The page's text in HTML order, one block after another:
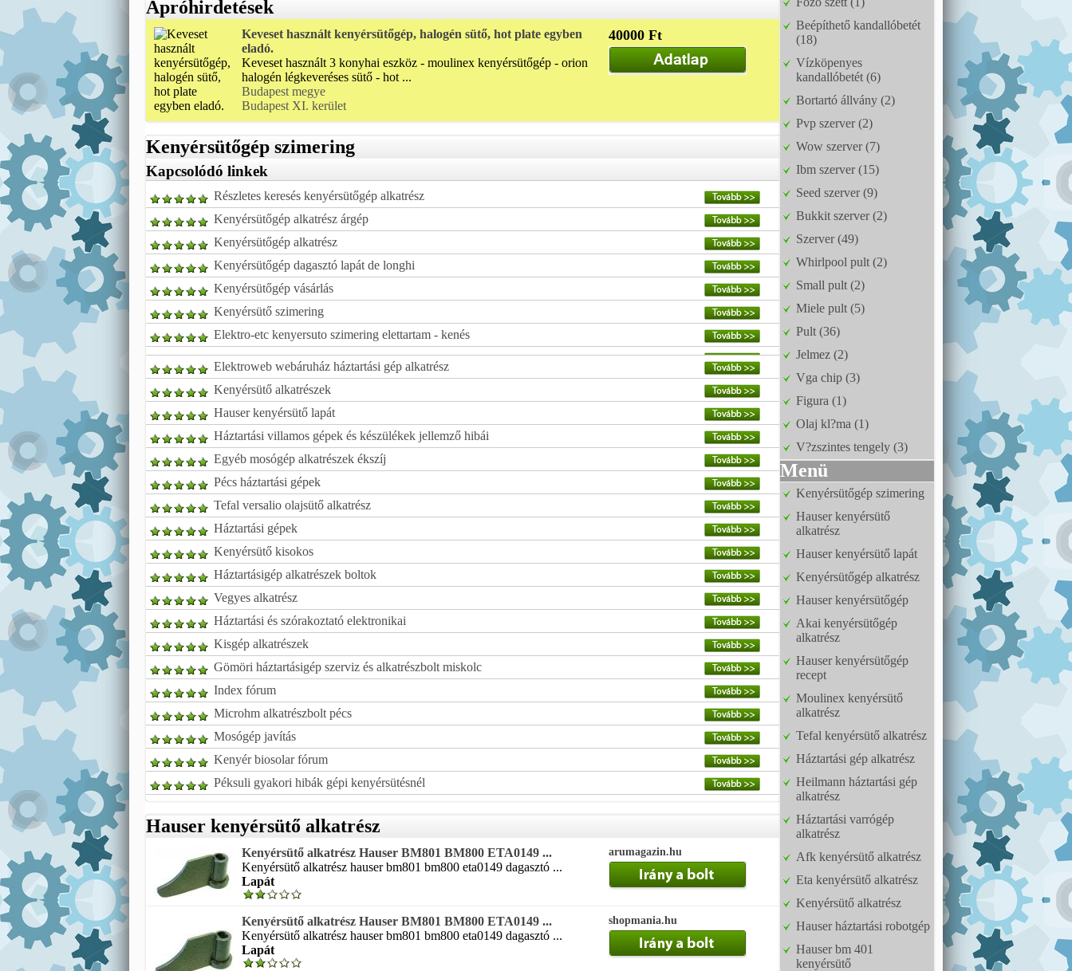
Apróhirdetések
Keveset használt kenyérsütőgép, halogén sütő, hot plate egyben
eladó.
Keveset használt 3 konyhai eszköz - moulinex kenyérsütőgép - orion
halogén légkeveréses sütő - hot ...
Budapest megye
Budapest XI. kerület
40000 Ft
Kenyérsütőgép szimering
Kapcsolódó linkek
Részletes keresés kenyérsütőgép alkatrész
Kenyérsütőgép alkatrész árgép
Kenyérsütőgép alkatrész
Kenyérsütőgép dagasztó lapát de longhi
Kenyérsütőgép vásárlás
Kenyérsütő szimering
Elektro-etc kenyersuto szimering elettartam - kenés
Elektroweb webáruház háztartási gép alkatrész
Kenyérsütő alkatrészek
Hauser kenyérsütő lapát
Háztartási villamos gépek és készülékek jellemző hibái
Egyéb mosógép alkatrészek ékszíj
Pécs háztartási gépek
Tefal versalio olajsütő alkatrész
Háztartási gépek
Kenyérsütő kisokos
Háztartásigép alkatrészek boltok
Vegyes alkatrész
Háztartási és szórakoztató elektronikai
Kisgép alkatrészek
Gömöri háztartásigép szerviz és alkatrészbolt miskolc
Index fórum
Microhm alkatrészbolt pécs
Mosógép javítás
Kenyér biosolar fórum
Péksuli gyakori hibák gépi kenyérsütésnél
Hauser kenyérsütő alkatrész
Kenyérsütő alkatrész Hauser BM801 BM800 ETA0149 ...
Kenyérsütő alkatrész hauser bm801 bm800 eta0149 dagasztó ...
Lapát
arumagazin.hu
Kenyérsütő alkatrész Hauser BM801 BM800 ETA0149 ...
Kenyérsütő alkatrész hauser bm801 bm800 eta0149 dagasztó ...
Lapát
shopmania.hu
Beépíthető kandallóbetét
(18)
Vízköpenyes
kandallóbetét (6)
Bortartó állvány (2)
Pvp szerver (2)
Wow szerver (7)
Ibm szerver (15)
Seed szerver (9)
Bukkit szerver (2)
Szerver (49)
Whirlpool pult (2)
Small pult (2)
Miele pult (5)
Pult (36)
Jelmez (2)
Vga chip (3)
Figura (1)
Olaj kl?ma (1)
V?zszintes tengely (3)
Menü
Kenyérsütőgép szimering
Hauser kenyérsütő
alkatrész
Hauser kenyérsütő lapát
Kenyérsütőgép alkatrész
Hauser kenyérsütőgép
Akai kenyérsütőgép
alkatrész
Hauser kenyérsütőgép
recept
Moulinex kenyérsütő
alkatrész
Tefal kenyérsütő alkatrész
Háztartási gép alkatrész
Heilmann háztartási gép
alkatrész
Háztartási varrógép
alkatrész
Afk kenyérsütő alkatrész
Eta kenyérsütő alkatrész
Kenyérsütő alkatrész
Hauser háztartási robotgép
Hauser bm 401
kenyérsütő